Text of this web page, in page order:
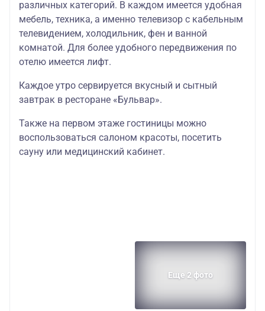
различных категорий. В каждом имеется удобная
мебель, техника, а именно телевизор с кабельным
телевидением, холодильник, фен и ванной
комнатой. Для более удобного передвижения по
отелю имеется лифт.
Каждое утро сервируется вкусный и сытный
завтрак в ресторане «Бульвар».
Также на первом этаже гостиницы можно
воспользоваться салоном красоты, посетить
сауну или медицинский кабинет.
Еще 2 фото